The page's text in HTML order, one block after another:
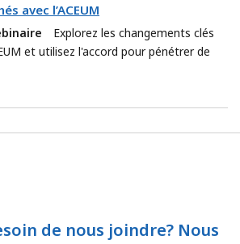
avec l’ACEUM
Explorez les changements clés
et utilisez l'accord pour pénétrer de
de nous joindre? Nous